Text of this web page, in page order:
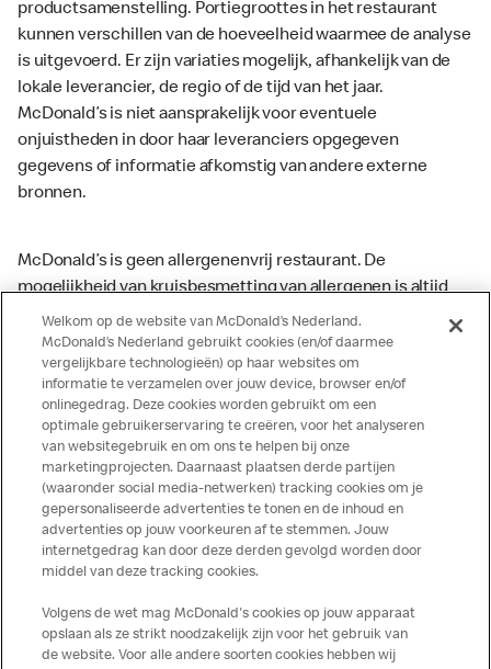
productsamenstelling. Portiegroottes in het restaurant
kunnen verschillen van de hoeveelheid waarmee de analyse
is uitgevoerd. Er zijn variaties mogelijk, afhankelijk van de
lokale leverancier, de regio of de tijd van het jaar.
McDonald’s is niet aansprakelijk voor eventuele
onjuistheden in door haar leveranciers opgegeven
gegevens of informatie afkomstig van andere externe
bronnen.
McDonald’s is geen allergenenvrij restaurant. De
mogelijkheid van kruisbesmetting van allergenen is altijd
aanwezig. McDonald’s kan zodoende niet garanderen dat
haar producten geen sporen van allergenen bevatten.
McDonald’s aanvaardt daarom geen aansprakelijkheid
indien een gast als gevolg van het binnenkrijgen van (een
spoor van) een allergeen lichamelijke klachten krijgt. Alle
producten kunnen sporen bevatten van dierlijke
ingrediënten. McDonald’s streeft er naar om de
voedingswaarde- en allergeneninformatie altijd up to date
te houden. De verstrekte informatie is alleen van
toepassing op de in Nederland verkochte producten. Voor
meer informatie over voedingswaarden en allergenen kijk
op de McDonald's website of in de McDonald’s App.
Publicatiefouten voorbehouden.
Welkom op de website van McDonald’s Nederland.
McDonald’s Nederland gebruikt cookies (en/of daarmee
vergelijkbare technologieën) op haar websites om
informatie te verzamelen over jouw device, browser en/of
onlinegedrag. Deze cookies worden gebruikt om een
optimale gebruikerservaring te creëren, voor het analyseren
van websitegebruik en om ons te helpen bij onze
marketingprojecten. Daarnaast plaatsen derde partijen
(waaronder social media-netwerken) tracking cookies om je
gepersonaliseerde advertenties te tonen en de inhoud en
advertenties op jouw voorkeuren af te stemmen. Jouw
internetgedrag kan door deze derden gevolgd worden door
middel van deze tracking cookies.
Volgens de wet mag McDonald's cookies op jouw apparaat
opslaan als ze strikt noodzakelijk zijn voor het gebruik van
de website. Voor alle andere soorten cookies hebben wij